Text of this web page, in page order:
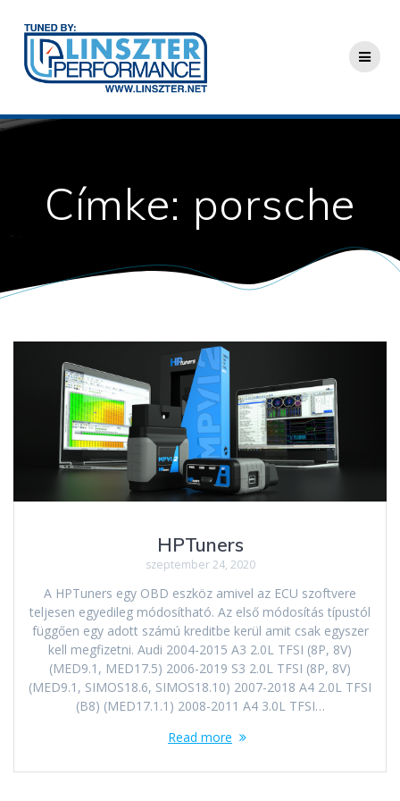
content
Címke: porsche
HPTuners
szeptember 24, 2020
A HPTuners egy OBD eszköz amivel az ECU szoftvere
teljesen egyedileg módosítható. Az első módosítás típustól
függően egy adott számú kreditbe kerül amit csak egyszer
kell megfizetni. Audi 2004-2015 A3 2.0L TFSI (8P, 8V)
(MED9.1, MED17.5) 2006-2019 S3 2.0L TFSI (8P, 8V)
(MED9.1, SIMOS18.6, SIMOS18.10) 2007-2018 A4 2.0L TFSI
(B8) (MED17.1.1) 2008-2011 A4 3.0L TFSI…
Read more